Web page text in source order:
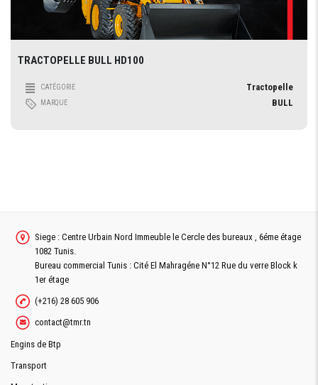
TRACTOPELLE BULL HD100
CATÉGORIE Tractopelle
MARQUE BULL
Siege : Centre Urbain Nord Immeuble le Cercle des bureaux , 6éme étage
1082 Tunis.
Bureau commercial Tunis : Cité El Mahragéne N°12 Rue du verre Block k
1er étage
(+216) 28 605 906
contact@tmr.tn
Engins de Btp
Transport